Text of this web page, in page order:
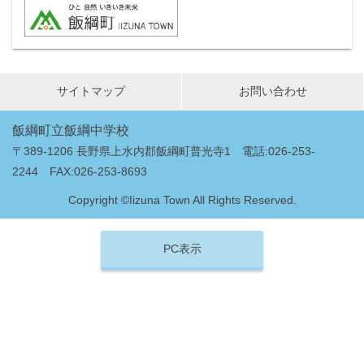
サイトマップ お問い合わせ
飯綱町立飯綱中学校
〒389-1206 長野県上水内郡飯綱町普光寺1 電話:026-253-
2244 FAX:026-253-8693
Copyright ©Iizuna Town All Rights Reserved.
PC表示